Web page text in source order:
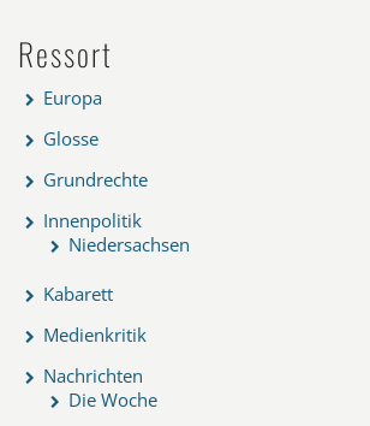
Ressort
Europa
Glosse
Grundrechte
Innenpolitik
Niedersachsen
Kabarett
Medienkritik
Nachrichten
Die Woche